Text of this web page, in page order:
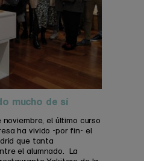
mucho de sí
noviembre, el último curso
ha vivido -por fin- el
que tanta
el alumnado. La